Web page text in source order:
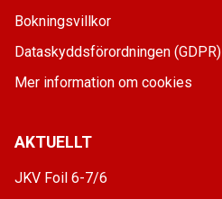
Bokningsvillkor
Dataskyddsförordningen (GDPR)
Mer information om cookies
AKTUELLT
JKV Foil 6-7/6